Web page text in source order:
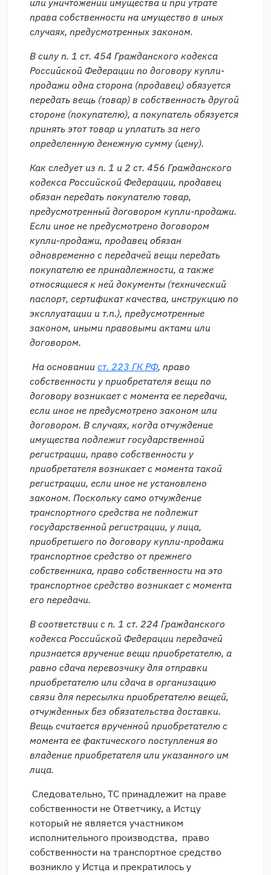
права собственности на имущество в иных
случаях, предусмотренных законом.
В силу п. 1 ст. 454 Гражданского кодекса
Российской Федерации по договору купли-
продажи одна сторона (продавец) обязуется
передать вещь (товар) в собственность другой
стороне (покупателю), а покупатель обязуется
принять этот товар и уплатить за него
определенную денежную сумму (цену).
Как следует из п. 1 и 2 ст. 456 Гражданского
кодекса Российской Федерации, продавец
обязан передать покупателю товар,
предусмотренный договором купли-продажи.
Если иное не предусмотрено договором
купли-продажи, продавец обязан
одновременно с передачей вещи передать
покупателю ее принадлежности, а также
относящиеся к ней документы (технический
паспорт, сертификат качества, инструкцию по
эксплуатации и т.п.), предусмотренные
законом, иными правовыми актами или
договором.
На основании ст. 223 ГК РФ, право
собственности у приобретателя вещи по
договору возникает с момента ее передачи,
если иное не предусмотрено законом или
договором. В случаях, когда отчуждение
имущества подлежит государственной
регистрации, право собственности у
приобретателя возникает с момента такой
регистрации, если иное не установлено
законом. Поскольку само отчуждение
транспортного средства не подлежит
государственной регистрации, у лица,
приобретшего по договору купли-продажи
транспортное средство от прежнего
собственника, право собственности на это
транспортное средство возникает с момента
его передачи.
В соответствии с п. 1 ст. 224 Гражданского
кодекса Российской Федерации передачей
признается вручение вещи приобретателю, а
равно сдача перевозчику для отправки
приобретателю или сдача в организацию
связи для пересылки приобретателю вещей,
отчужденных без обязательства доставки.
Вещь считается врученной приобретателю с
момента ее фактического поступления во
владение приобретателя или указанного им
лица.
Следовательно, ТС принадлежит на праве
собственности не Ответчику, а Истцу
который не является участником
исполнительного производства, право
собственности на транспортное средство
возникло у Истца и прекратилось у